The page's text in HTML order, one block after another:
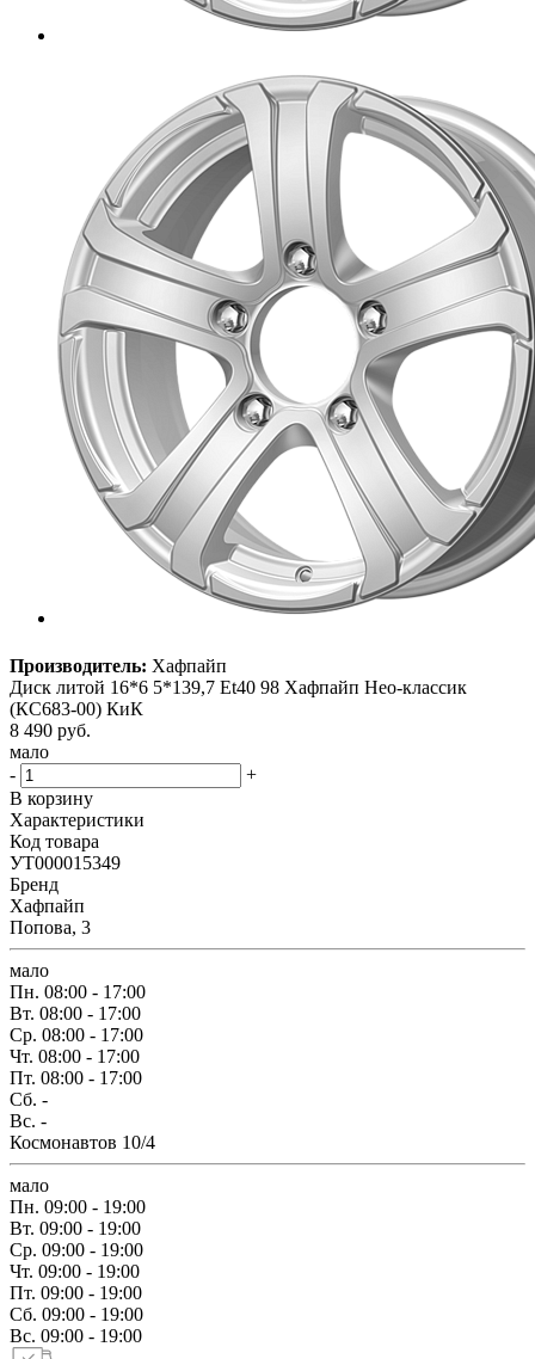
Производитель: Хафпайп
Диск литой 16*6 5*139,7 Et40 98 Хафпайп Нео-классик
(КС683-00) КиК
8 490 руб.
мало
-
+
В корзину
Характеристики
Код товара
УТ000015349
Бренд
Хафпайп
Попова, 3
мало
Пн. 08:00 - 17:00
Вт. 08:00 - 17:00
Ср. 08:00 - 17:00
Чт. 08:00 - 17:00
Пт. 08:00 - 17:00
Сб. -
Вс. -
Космонавтов 10/4
мало
Пн. 09:00 - 19:00
Вт. 09:00 - 19:00
Ср. 09:00 - 19:00
Чт. 09:00 - 19:00
Пт. 09:00 - 19:00
Сб. 09:00 - 19:00
Вс. 09:00 - 19:00